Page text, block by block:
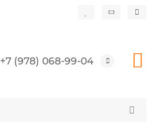
+7 (978) 068-99-04